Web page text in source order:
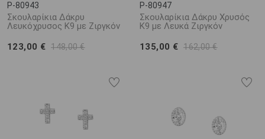
P-80943
Σκουλαρίκια Δάκρυ
Λευκόχρυσος K9 με Ζιργκόν
123,00 € 148,00 €
P-80947
Σκουλαρίκια Δάκρυ Χρυσός
K9 με Λευκά Ζιργκόν
135,00 € 162,00 €